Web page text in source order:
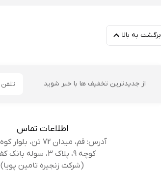
برگشت به بالا
از جدیدترین تخفیف ها با خبر شوید
ایمیل
اطلاعات تماس
آدرس: قم، میدان 72 تن، بلوار کوه سفید،
کوچه 9، پلاک 3، سوله بانک کفش
(شرکت زنجیره تامین پویا)